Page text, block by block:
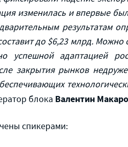
изменилась и впервые
результатам
до $6,23 млрд. Можно
успешной адаптацией
закрытия рынков
блока Валентин
спикерами: